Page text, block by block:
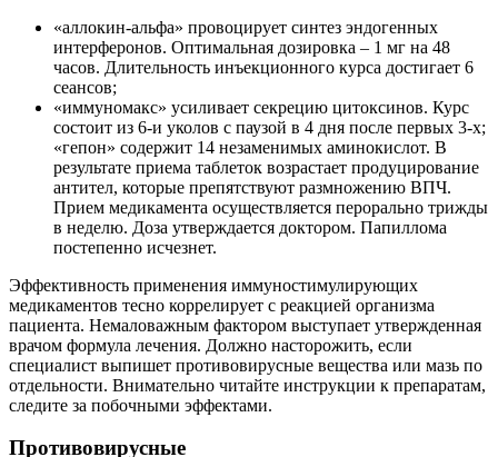
«аллокин-альфа» провоцирует синтез эндогенных
интерферонов. Оптимальная дозировка – 1 мг на 48
часов. Длительность инъекционного курса достигает 6
сеансов;
«иммуномакс» усиливает секрецию цитоксинов. Курс
состоит из 6-и уколов с паузой в 4 дня после первых 3-х;
«гепон» содержит 14 незаменимых аминокислот. В
результате приема таблеток возрастает продуцирование
антител, которые препятствуют размножению ВПЧ.
Прием медикамента осуществляется перорально трижды
в неделю. Доза утверждается доктором. Папиллома
постепенно исчезнет.
Эффективность применения иммуностимулирующих
медикаментов тесно коррелирует с реакцией организма
пациента. Немаловажным фактором выступает утвержденная
врачом формула лечения. Должно насторожить, если
специалист выпишет противовирусные вещества или мазь по
отдельности. Внимательно читайте инструкции к препаратам,
следите за побочными эффектами.
Противовирусные